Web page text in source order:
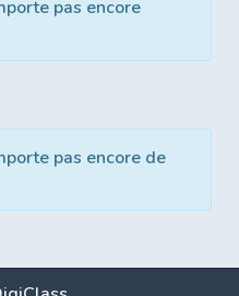
pas encore
pas encore de